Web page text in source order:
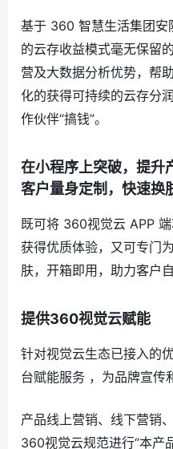
基于 360 智慧生活集团安
的云存收益模式毫无保留
营及大数据分析优势，帮
化的获得可持续的云存分
作伙伴“搞钱”。
在小程序上突破，提升
客户量身定制，快速换
既可将 360视觉云 APP
获得优质体验，又可专门
肤，开箱即用，助力客户
提供360视觉云赋能
针对视觉云生态已接入的
台赋能服务 ，为品牌宣传
产品线上营销、线下营销
360视觉云规范进行“本产